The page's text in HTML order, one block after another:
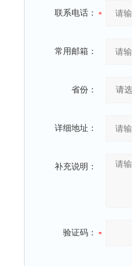
联系电话：
常用邮箱：
省份：
详细地址：
补充说明：
验证码：